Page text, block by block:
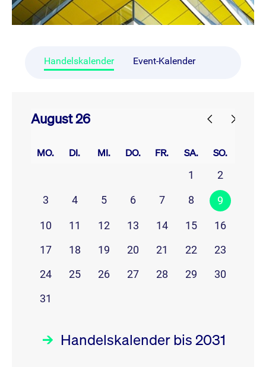
Handelskalender Event-Kalender
August 26
MO. DI. MI. DO. FR. SA. SO.
1
2
3
4 5 6 7 8 9
10 11 12 13 14 15
16
17
18 19 20 21 22
23
24
25 26 27 28 29
30
31
Handelskalender bis 2031